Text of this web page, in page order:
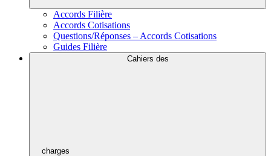
Accords Filière
Accords Cotisations
Questions/Réponses – Accords Cotisations
Guides Filière
Cahiers des
charges